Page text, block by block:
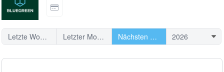
Letzte Woche Letzter Monat Nächsten Turniere